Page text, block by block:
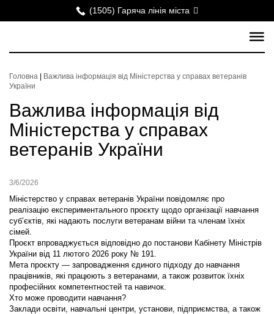
(1505) Гаряча лінія міста
Головна
Важлива інформація від Міністерства у справах ветеранів
України
Важлива інформація від
Міністерства у справах
ветеранів України
3/6/2026
Міністерство у справах ветеранів України повідомляє про
реалізацію експериментального проєкту щодо організації навчання
суб’єктів, які надають послуги ветеранам війни та членам їхніх
сімей.
Проєкт впроваджується відповідно до постанови Кабінету Міністрів
України від 11 лютого 2026 року № 191.
Мета проєкту — запровадження єдиного підходу до навчання
працівників, які працюють з ветеранами, а також розвиток їхніх
професійних компетентностей та навичок.
Хто може проводити навчання?
Заклади освіти, навчальні центри, установи, підприємства, а також